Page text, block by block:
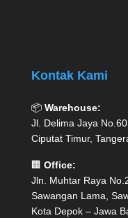
Kontak Kami
📦 Warehouse:
Jl. Delima Jaya
Ciputat Timur,
🏢 Office:
Jln. Muhtar Raya
Sawangan Lama,
Kota Depok – Jawa